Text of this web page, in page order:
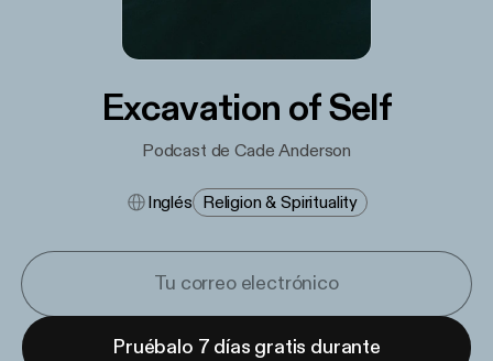
Excavation of Self
Podcast de Cade Anderson
Inglés Religion & Spirituality
Pruébalo 7 días gratis durante